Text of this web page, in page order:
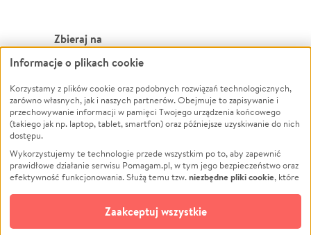
Zbieraj na
Leczenie
Zwierzęta
Pożar
Ukraina
Pomoc Finansowa
Projekty
Pogrzeb
Społeczność lokalna
Powódź
Wichura
NGO
Edukacja
Podróż
Impreza
Ochrona środowiska
Informacje o plikach cookie
Korzystamy z plików cookie oraz podobnych rozwiązań technologicznych,
zarówno własnych, jak i naszych partnerów. Obejmuje to zapisywanie i
przechowywanie informacji w pamięci Twojego urządzenia końcowego
(takiego jak np. laptop, tablet, smartfon) oraz późniejsze uzyskiwanie do nich
dostępu.
Wykorzystujemy te technologie przede wszystkim po to, aby zapewnić
prawidłowe działanie serwisu Pomagam.pl, w tym jego bezpieczeństwo oraz
efektywność funkcjonowania. Służą temu tzw.niezbędne pliki cookie, które
opcjonalnych plików cookie
technologii do celów analitycznych i retargetingowych. Możesz wyrazić
zgodę na ich stosowanie lub jej odmówić. W dowolnym momencie masz
Zaakceptuj wszystkie